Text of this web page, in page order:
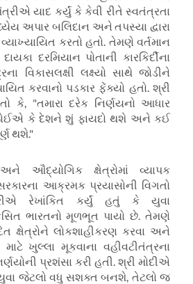
યાદ કર્યું કે કેવી રીતે સ્વતંત્રતા
અપાર બલિદાન અને તપસ્યા દ્વારા
કરતો હતો. તેમણે વર્તમાન
દરમિયાન પોતાની કારકિર્દીના
વિકાસલક્ષી લક્ષ્યો સાથે જોડીને
કરવાનો પડકાર ફેંક્યો હતો. શ્રી
કે, "તમારા દરેક નિર્ણયનો આધાર
કે દેશને શું ફાયદો થશે અને કઈ
થશે."
ઔદ્યોગિક ક્ષેત્રોમાં વ્યાપક
આક્રમક પ્રયાસોની વિગતો
રેખાંકિત કર્યું હતું કે યુવા
ભારતનો મૂળભૂત પાયો છે. તેમણે
ક્ષેત્રોને લોકશાહીકરણ કરવા અને
ખુલ્લા મૂકવાના વહીવટીતંત્રના
પ્રશંસા કરી હતી. શ્રી મોદીએ
જેટલો વધુ સશક્ત બનશે, તેટલો જ